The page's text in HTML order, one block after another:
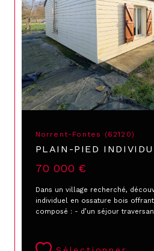
Norrent-Fontes (62120)
PLAIN-PIED
70 000 €
Dans un village recherché,
individuel en ossature bois offrant
composé : - d’un séjour